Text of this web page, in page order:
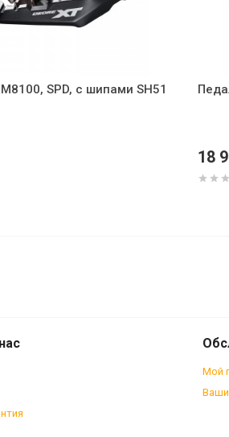
SPD, с шипами SH51
18
Мой